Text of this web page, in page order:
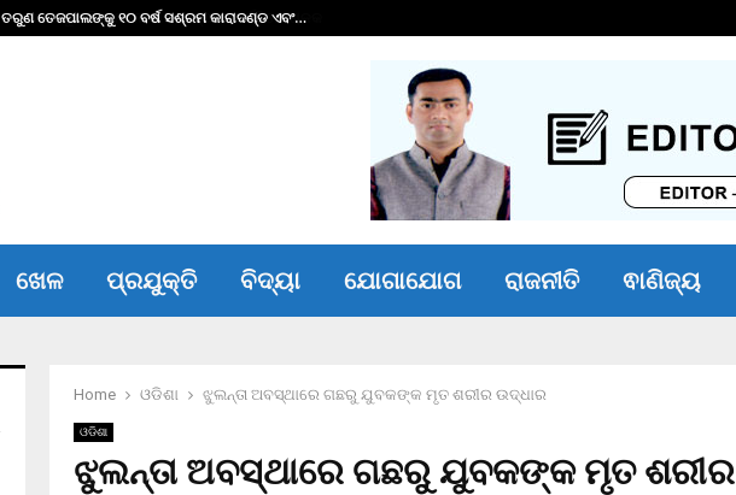
ତରୁଣ ତେଜପାଲଙ୍କୁ ୧୦ ବର୍ଷ ସଶ୍ରମ କାରାଦଣ୍ଡ ଏବଂ…
ଖେଳ ପ୍ରଯୁକ୍ତି ବିଦ୍ୟା ଯୋଗାଯୋଗ ରାଜନୀତି ଵାଣିଜ୍ୟ
Home ଓଡିଶା ଝୁଲନ୍ତା ଅବସ୍ଥାରେ ଗଛରୁ ଯୁବକଙ୍କ ମୃତ ଶରୀର ଉଦ୍ଧାର
ଓଡିଶା
ଝୁଲନ୍ତା ଅବସ୍ଥାରେ ଗଛରୁ ଯୁବକଙ୍କ ମୃତ ଶରୀର